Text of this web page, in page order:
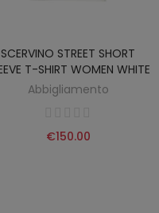
SCERVINO STREET SHORT
T-SHIRT WOMEN WHITE
Abbigliamento
€150.00